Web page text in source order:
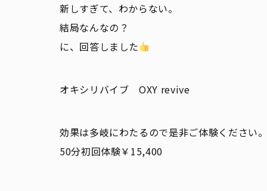
新しすぎて、わからない。
結局なんなの？
に、回答しました
オキシリバイブ OXY revive
効果は多岐にわたるので是非ご体験ください
50分初回体験￥15,400